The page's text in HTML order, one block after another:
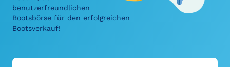
benutzerfreundlichen
Bootsbörse für den erfolgreichen
Bootsverkauf!